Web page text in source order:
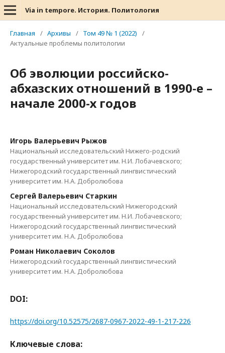
Via in tempore. История. Политология
Главная / Архивы / Том 49 № 1 (2022)
/
Актуальные проблемы политологии
Об эволюции российско-
абхазских отношений в 1990-е –
начале 2000-х годов
Игорь Валерьевич Рыжов
Национальный исследовательский Нижего-родский
государственный университет им. Н.И. Лобачевского;
Нижегородский государственный лингвистический
университет им. Н.А. Добролюбова
Сергей Валерьевич Старкин
Национальный исследовательский Нижегородский
государственный университет им. Н.И. Лобачевского;
Нижегородский государственный лингвистический
университет им. Н.А. Добролюбова
Роман Николаевич Соколов
Нижегородский государственный лингвистический
университет им. Н.А. Добролюбова
DOI:
https://doi.org/10.52575/2687-0967-2022-49-1-217-226
Ключевые слова: